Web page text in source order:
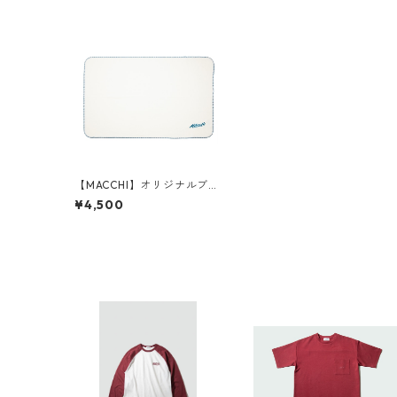
【MACCHI】オリジナルブラ
ンケット WHITE
¥4,500